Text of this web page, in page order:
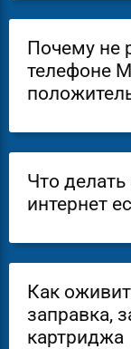
Почему не
телефоне
Что делать
интернет
Как
заправка,
картриджа